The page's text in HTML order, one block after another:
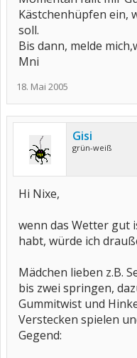
Kästchenhüpfen ein,
soll.
Bis dann, melde
Mni
18. Mai 2005
Gisi
grün-weiß
Hi Nixe,
wenn das Wetter gut
habt, würde ich
Mädchen lieben z.B.
bis zwei springen,
Gummitwist und
Verstecken spielen
Gegend: